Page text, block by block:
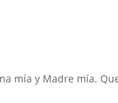
mía y Madre mía.